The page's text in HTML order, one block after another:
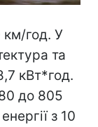
км/год. У
та
кВт*год.
до 805
з 10